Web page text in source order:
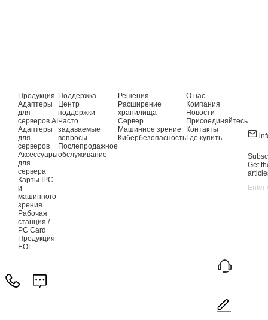
Продукция
Адаптеры
для
серверов AI
Адаптеры
для
серверов
Аксессуары
для
сервера
Карты IPC
и
машинного
зрения
Рабочая
станция /
PC Card
Продукция
EOL
Поддержка
Центр
поддержки
Часто
задаваемые
вопросы
Послепродажное
обслуживание
Решения
Расширение
хранилища
Сервер
Машинное зрение
Кибербезопасность
О нас
Компания
Новости
Присоединяйтесь
Контакты
Где купить
Get